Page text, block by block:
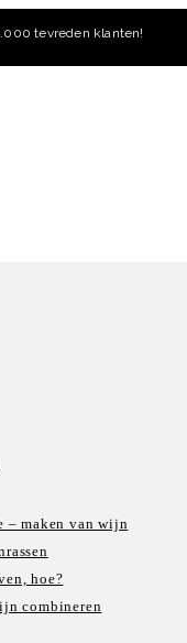
tevreden klanten!
– maken van wijn
hoe?
combineren